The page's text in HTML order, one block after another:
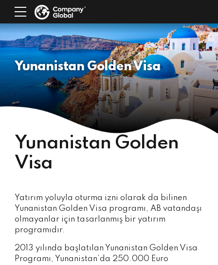
Yunanistan Golden Visa
Yunanistan Golden
Visa
Yatırım yoluyla oturma izni olarak da bilinen
Yunanistan Golden Visa programı, AB vatandaşı
olmayanlar için tasarlanmış bir yatırım
programıdır.
2013 yılında başlatılan Yunanistan Golden Visa
Programı, Yunanistan’da 250.000 Euro